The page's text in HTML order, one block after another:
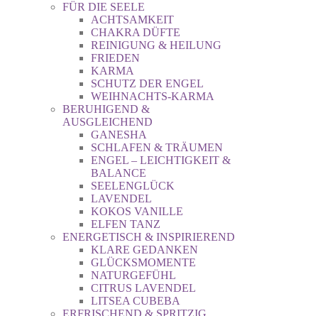
FÜR DIE SEELE
ACHTSAMKEIT
CHAKRA DÜFTE
REINIGUNG & HEILUNG
FRIEDEN
KARMA
SCHUTZ DER ENGEL
WEIHNACHTS-KARMA
BERUHIGEND &
AUSGLEICHEND
GANESHA
SCHLAFEN & TRÄUMEN
ENGEL – LEICHTIGKEIT &
BALANCE
SEELENGLÜCK
LAVENDEL
KOKOS VANILLE
ELFEN TANZ
ENERGETISCH & INSPIRIEREND
KLARE GEDANKEN
GLÜCKSMOMENTE
NATURGEFÜHL
CITRUS LAVENDEL
LITSEA CUBEBA
ERFRISCHEND & SPRITZIG